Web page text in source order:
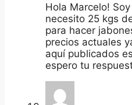
Hola Marcelo!
necesito 25 kgs
para hacer
precios actuales
aquí publicados
espero tu